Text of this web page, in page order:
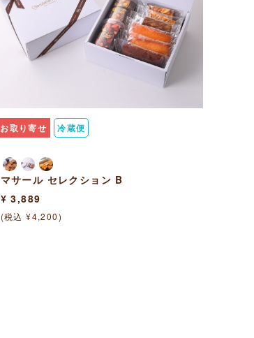
お取り寄せ 冷蔵便
マサール セレクション B
¥ 3,889
(税込 ¥4,200)